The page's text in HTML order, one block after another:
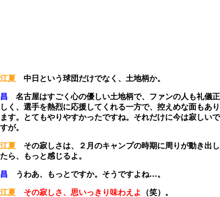
江夏 中日という球団だけでなく、土地柄か。
昌 名古屋はすごく心の優しい土地柄で、ファンの人も礼儀正
しく、選手を熱烈に応援してくれる一方で、控えめな面もあり
ます。とてもやりやすかったですね。それだけに今は寂しいで
すが。
江夏 その寂しさは、２月のキャンプの時期に周りが動き出し
たら、もっと感じるよ。
昌 うわあ、もっとですか。そうですよね…。
江夏 その寂しさ、思いっきり味わえよ （笑）。